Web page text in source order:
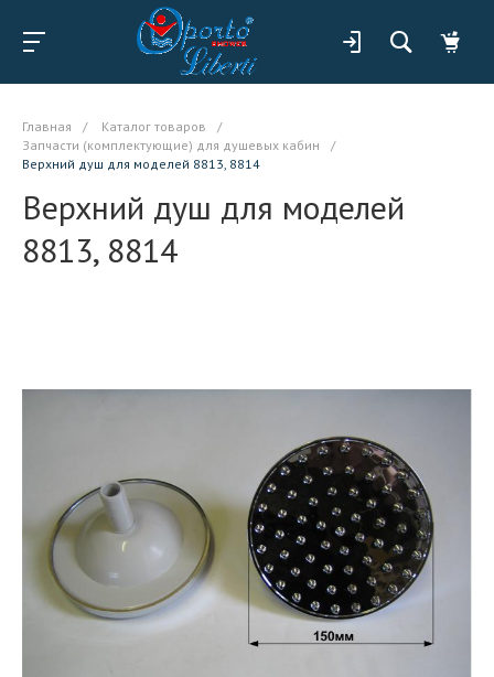
Главная / Каталог товаров
/
Запчасти (комплектующие) для душевых кабин
/
Верхний душ для моделей 8813, 8814
Верхний душ для моделей
8813, 8814